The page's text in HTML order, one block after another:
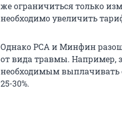
же ограничиться только
необходимо увеличить
Однако РСА и Минфин
от вида травмы. Например,
необходимым выплачивать
25-30%.